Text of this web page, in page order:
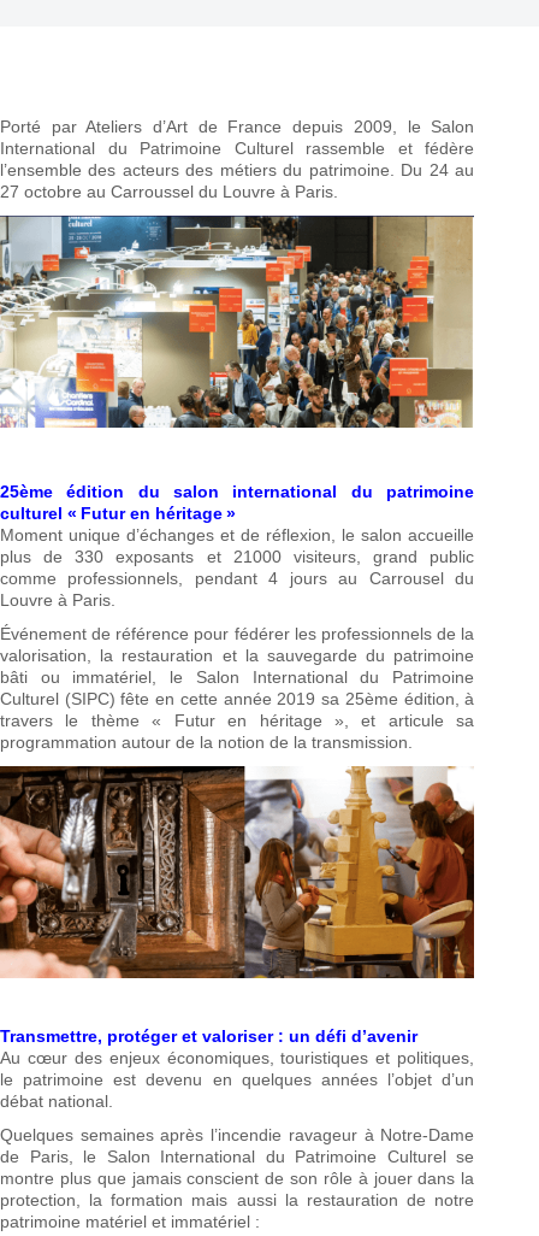
Porté par Ateliers d’Art de France depuis 2009, le Salon
International du Patrimoine Culturel rassemble et fédère
l’ensemble des acteurs des métiers du patrimoine. Du 24 au
27 octobre au Carroussel du Louvre à Paris.
25ème édition du salon international du patrimoine
culturel « Futur en héritage »
Moment unique d’échanges et de réflexion, le salon accueille
plus de 330 exposants et 21000 visiteurs, grand public
comme professionnels, pendant 4 jours au Carrousel du
Louvre à Paris.
Événement de référence pour fédérer les professionnels de la
valorisation, la restauration et la sauvegarde du patrimoine
bâti ou immatériel, le Salon International du Patrimoine
Culturel (SIPC) fête en cette année 2019 sa 25ème édition, à
travers le thème « Futur en héritage », et articule sa
programmation autour de la notion de la transmission.
Transmettre, protéger et valoriser : un défi d’avenir
Au cœur des enjeux économiques, touristiques et politiques,
le patrimoine est devenu en quelques années l’objet d’un
débat national.
Quelques semaines après l’incendie ravageur à Notre-Dame
de Paris, le Salon International du Patrimoine Culturel se
montre plus que jamais conscient de son rôle à jouer dans la
protection, la formation mais aussi la restauration de notre
patrimoine matériel et immatériel :